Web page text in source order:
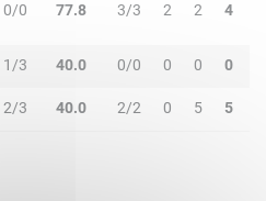
0/0 77.8 3/3 2 2 4
1/3 40.0 0/0 0 0 0
2/3 40.0 2/2 0 5 5